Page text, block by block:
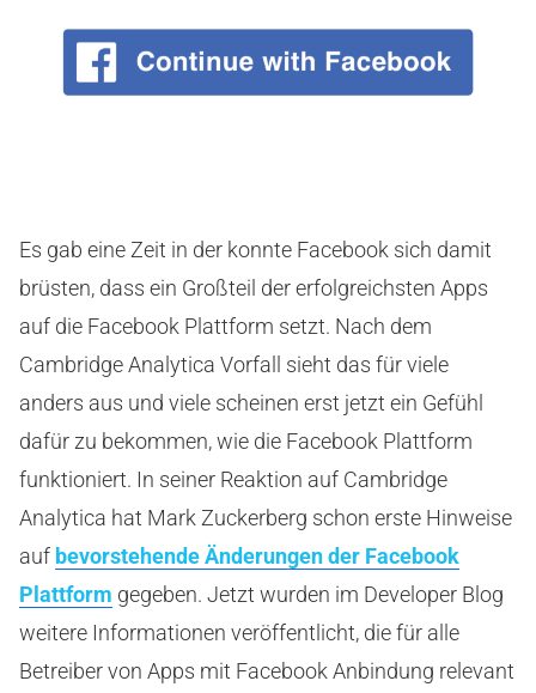
Es gab eine Zeit in der konnte Facebook sich damit
brüsten, dass ein Großteil der erfolgreichsten Apps
auf die Facebook Plattform setzt. Nach dem
Cambridge Analytica Vorfall sieht das für viele
anders aus und viele scheinen erst jetzt ein Gefühl
dafür zu bekommen, wie die Facebook Plattform
funktioniert. In seiner Reaktion auf Cambridge
Analytica hat Mark Zuckerberg schon erste Hinweise
auf bevorstehende Änderungen der Facebook
Plattform gegeben. Jetzt wurden im Developer Blog
weitere Informationen veröffentlicht, die für alle
Betreiber von Apps mit Facebook Anbindung relevant